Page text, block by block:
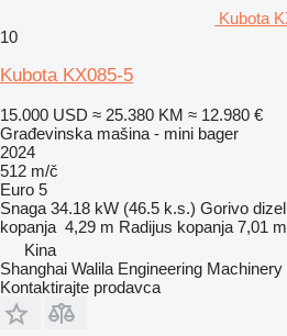
Kubota
10
Kubota KX085-5
15.000 USD ≈ 25.380 KM ≈ 12.980 €
Građevinska mašina - mini bager
2024
512 m/č
Euro 5
Snaga 34.18 kW (46.5 k.s.) Gorivo dizel
kopanja 4,29 m Radijus kopanja 7,01 m
Kina
Shanghai Walila Engineering Machinery
Kontaktirajte prodavca